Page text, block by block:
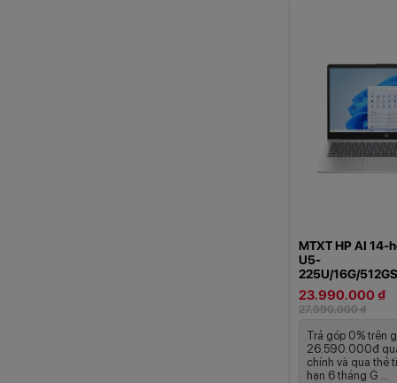
MTXT HP AI 14-
U5-
225U/16G/
23.990.000 ₫
27.990.000 ₫
Trả góp 0% trên
26.590.000đ
chính và qua thẻ
hạn 6 tháng G ...